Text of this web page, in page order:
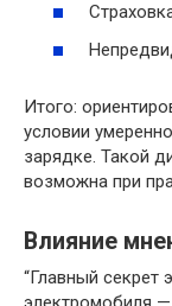
Итого:
условии
зарядке. Такой
возможна при
Влияние
“Главный секрет